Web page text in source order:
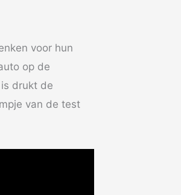
voor hun
op de
drukt de
van de test